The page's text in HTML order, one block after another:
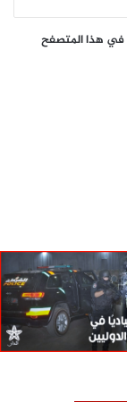
في هذا المتصفح